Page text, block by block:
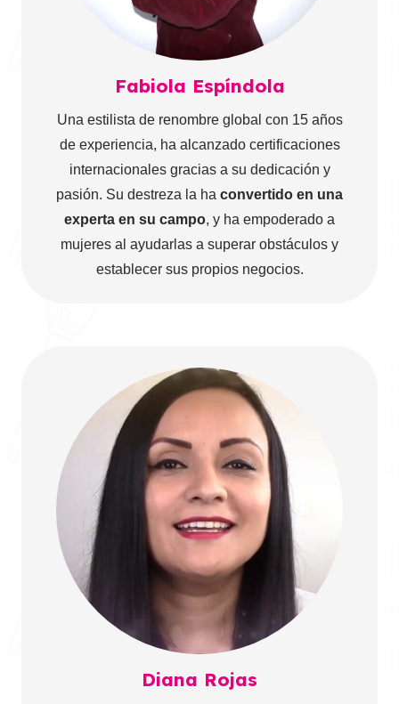
Fabiola Espíndola
Una estilista de renombre global con 15 años
de experiencia, ha alcanzado certificaciones
internacionales gracias a su dedicación y
pasión. Su destreza la ha convertido en una
experta en su campo, y ha empoderado a
mujeres al ayudarlas a superar obstáculos y
establecer sus propios negocios.
Diana Rojas